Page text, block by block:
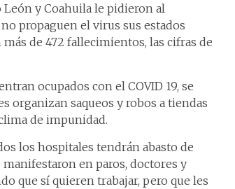
y Coahuila le pidieron al
propaguen el virus sus estados
de 472 fallecimientos, las cifras de
ocupados con el COVID 19, se
organizan saqueos y robos a tiendas
de impunidad.
los hospitales tendrán abasto de
en paros, doctores y
que sí quieren trabajar, pero que les